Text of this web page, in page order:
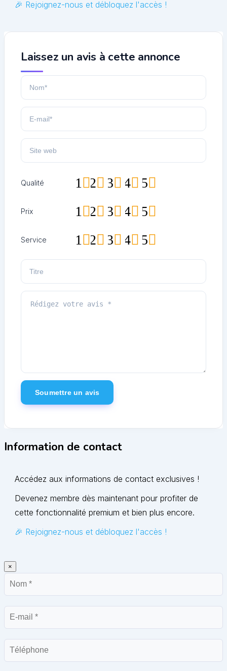
🎉 Rejoignez-nous et débloquez l'accès !
Laissez un avis à cette annonce
Qualité 5
4
3
2
1
Prix 5
4
3
2
1
Service 5
4
3
2
1
Information de contact
Accédez aux informations de contact exclusives !
Devenez membre dès maintenant pour profiter de
cette fonctionnalité premium et bien plus encore.
🎉 Rejoignez-nous et débloquez l'accès !
×
Nom
E-
mail
Téléphone